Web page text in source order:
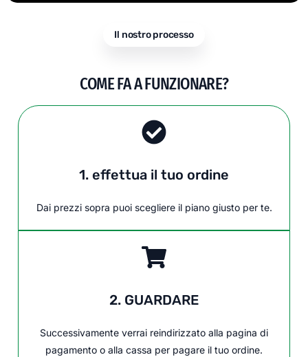
Il nostro processo
COME FA A FUNZIONARE?
1. effettua il tuo ordine
Dai prezzi sopra puoi scegliere il piano giusto per te.
2. GUARDARE
Successivamente verrai reindirizzato alla pagina di
pagamento o alla cassa per pagare il tuo ordine.